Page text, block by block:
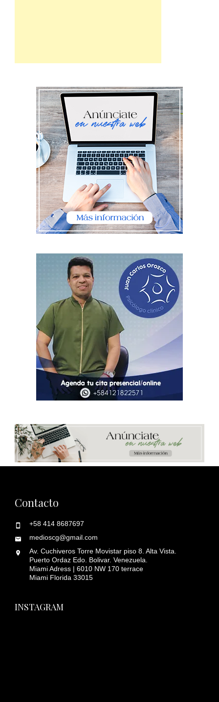
Contacto
+58 414 8687697
medioscg@gmail.com
Av. Cuchiveros Torre Movistar piso 8. Alta Vista.
Puerto Ordaz Edo. Bolivar. Venezuela.
Miami Adress | 6010 NW 170 terrace
Miami Florida 33015
INSTAGRAM